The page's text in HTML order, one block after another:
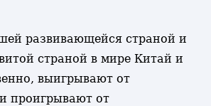
развивающейся страной и
страной в мире Китай и
выигрывают от
проигрывают от